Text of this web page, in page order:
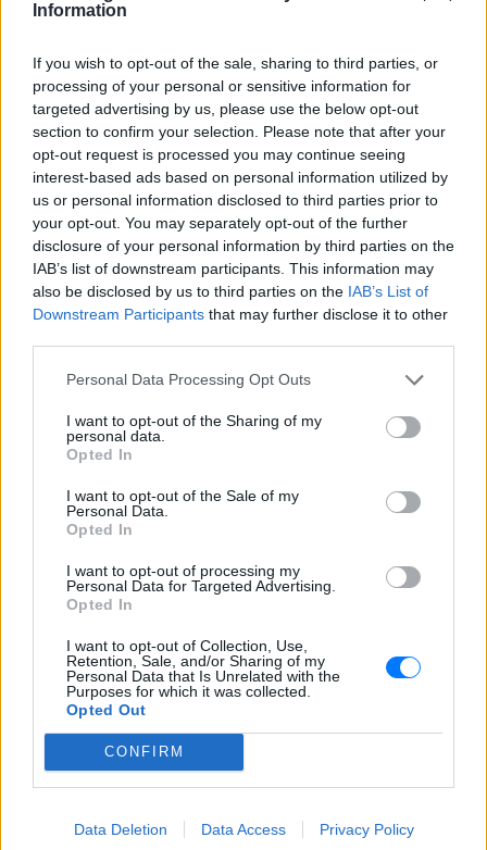
Information
If you wish to opt-out of the sale, sharing to third parties, or
processing of your personal or sensitive information for
targeted advertising by us, please use the below opt-out
section to confirm your selection. Please note that after your
opt-out request is processed you may continue seeing
interest-based ads based on personal information utilized by
us or personal information disclosed to third parties prior to
your opt-out. You may separately opt-out of the further
disclosure of your personal information by third parties on the
IAB’s list of downstream participants. This information may
also be disclosed by us to third parties on the IAB’s List of
Downstream Participants that may further disclose it to other
Personal Data Processing Opt Outs
I want to opt-out of the Sharing of my
personal data.
Opted In
I want to opt-out of the Sale of my
Personal Data.
Opted In
I want to opt-out of processing my
Personal Data for Targeted Advertising.
Opted In
I want to opt-out of Collection, Use,
Retention, Sale, and/or Sharing of my
Personal Data that Is Unrelated with the
Purposes for which it was collected.
Opted Out
CONFIRM
Data Deletion Data Access Privacy Policy
ΔΕΙΤΕ ΕΠΙΣΗΣ
ΣΤΗΝ ΙΔΙΑ ΚΑΤΗΓΟΡΙΑ
«Θέλω τον μπαμπά μου»: Το
βίντεο της μεθυσμένης οδηγού
που σκότωσε νύφη ώρες μετά
τον γάμο της
τριπλάσιο του νόμιμου ορίου, έπεσε
πάνω στο golf cart των νεόνυμφων στο
αστυνομικό τμήμα αποκαλύπτει τη
συμπεριφορά της λίγο μετά τη μοιραία
Τροχαίο στις Σέρρες: «Έχασα τη
γυναίκα και το παιδί μου, τα
πατέρα
ΧΤΕΣ
φορτηγό στην επαρχιακή οδό Αμφίπολης
– Δράμας, κοντά στην Παλαιοκώμη.
Θεσσαλονίκης: Έσπασαν το
μ@@@», του φώναζαν
Εξαιτίας των υψηλών ταχυτήτων το